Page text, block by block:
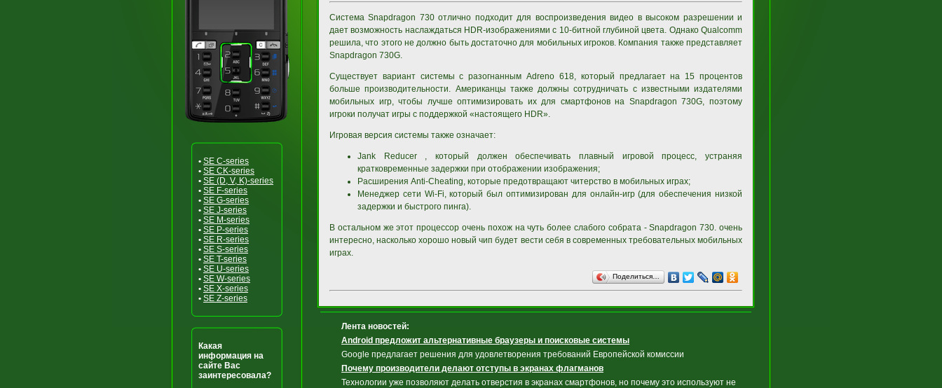
• SE C-series
• SE CK-series
• SE (D, V, K)-series
• SE F-series
• SE G-series
• SE J-series
• SE M-series
• SE P-series
• SE R-series
• SE S-series
• SE T-series
• SE U-series
• SE W-series
• SE X-series
• SE Z-series
Какая
информация на
сайте Вас
заинтересовала?
Система Snapdragon 730 отлично подходит для воспроизведения видео в высоком разрешении и
дает возможность наслаждаться HDR-изображениями с 10-битной глубиной цвета. Однако Qualcomm
решила, что этого не должно быть достаточно для мобильных игроков. Компания также представляет
Snapdragon 730G.
Существует вариант системы с разогнанным Adreno 618, который предлагает на 15 процентов
больше производительности. Американцы также должны сотрудничать с известными издателями
мобильных игр, чтобы лучше оптимизировать их для смартфонов на Snapdragon 730G, поэтому
игроки получат игры с поддержкой «настоящего HDR».
Игровая версия системы также означает:
Jank Reducer , который должен обеспечивать плавный игровой процесс, устраняя
кратковременные задержки при отображении изображения;
Расширения Anti-Cheating, которые предотвращают читерство в мобильных играх;
Менеджер сети Wi-Fi, который был оптимизирован для онлайн-игр (для обеспечения низкой
задержки и быстрого пинга).
В остальном же этот процессор очень похож на чуть более слабого собрата - Snapdragon 730. очень
интересно, насколько хорошо новый чип будет вести себя в современных требовательных мобильных
играх.
Поделиться…
Лента новостей:
Android предложит альтернативные браузеры и поисковые системы
Google предлагает решения для удовлетворения требований Европейской комиссии
Почему производители делают отступы в экранах флагманов
Технологии уже позволяют делать отверстия в экранах смартфонов, но почему это используют не